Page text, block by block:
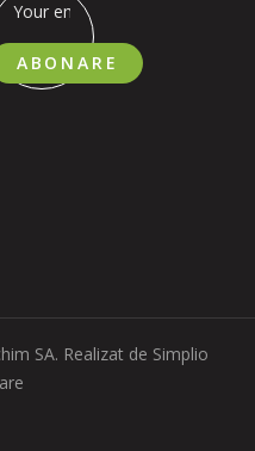
ABONARE
SA. Realizat de Simplio